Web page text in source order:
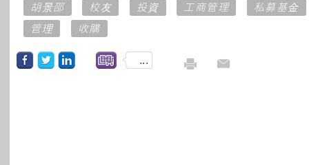
胡景邵
校友 投資 工商管理
私募基金
管理
收購
...